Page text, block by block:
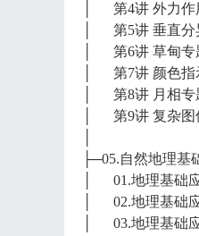
│ 第4讲 外力作
│ 第5讲 垂直分
│ 第6讲 草甸专
│ 第7讲 颜色指
│ 第8讲 月相专
│ 第9讲 复杂图
├─05.自然地理基
│ 01.地理基础
│ 02.地理基础
│ 03.地理基础